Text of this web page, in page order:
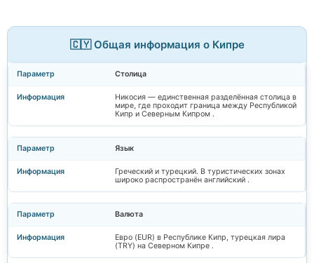
🇨🇾 Общая информация о Кипре
Столица
Никосия — единственная разделённая столица в
мире, где проходит граница между Республикой
Кипр и Северным Кипром .
Язык
Греческий и турецкий. В туристических зонах
широко распространён английский .
Валюта
Евро (EUR) в Республике Кипр, турецкая лира
(TRY) на Северном Кипре .